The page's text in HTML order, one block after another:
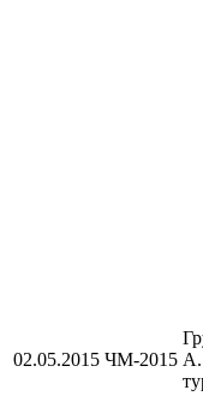
02.05.2015 ЧМ-2015